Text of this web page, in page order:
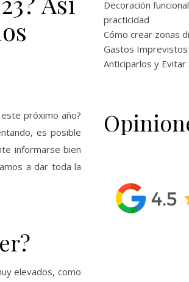
este próximo año?
es posible
informarse bien
a dar toda la
elevados, como
Decoración
practicidad
Cómo crear zonas
Gastos Imprevistos
Anticiparlos y Evitar